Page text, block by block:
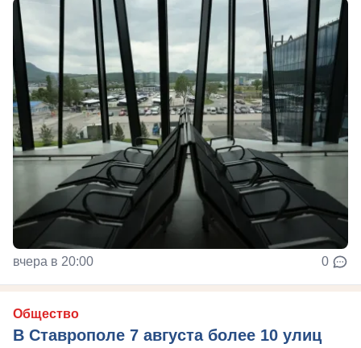
вчера в 20:00 0
Общество
В Ставрополе 7 августа более 10 улиц